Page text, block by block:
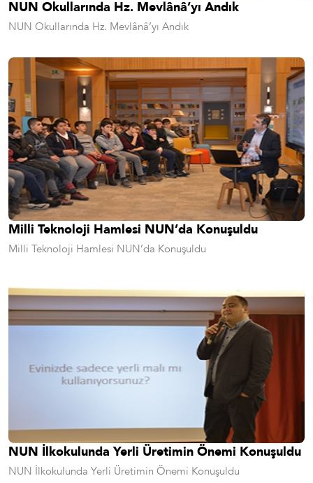
NUN Okullarında Hz. Mevlânâ’yı Andık
NUN Okullarında Hz. Mevlânâ’yı Andık
Milli Teknoloji Hamlesi NUN’da Konuşuldu
Milli Teknoloji Hamlesi NUN’da Konuşuldu
NUN İlkokulunda Yerli Üretimin Önemi Konuşuldu
NUN İlkokulunda Yerli Üretimin Önemi Konuşuldu